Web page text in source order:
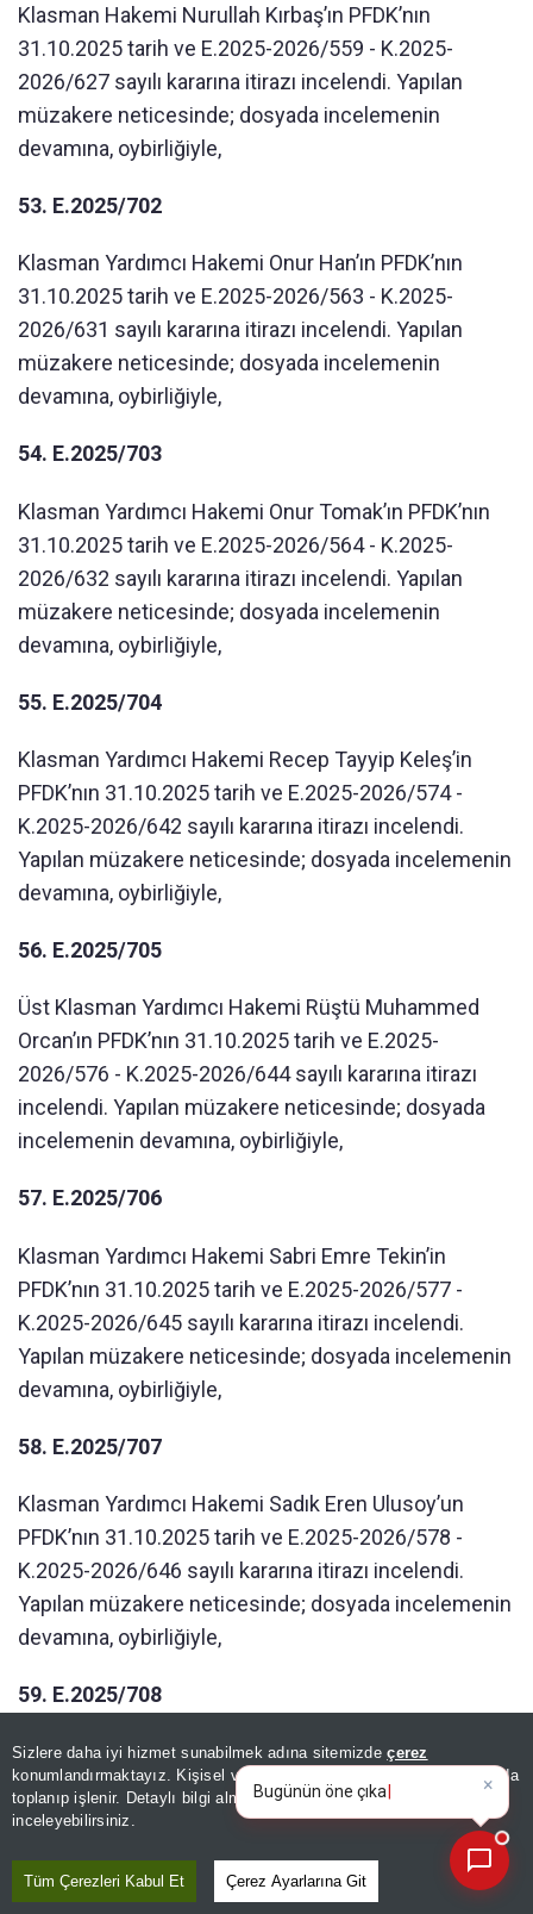
Sizlere daha iyi hizmet sunabilmek adına sitemizdeçerez
konumlandırmaktayız. Kişisel verileriniz, KVKK ve GDPR kapsamında
toplanıp işlenir. Detaylı bilgi almak içinAydınlatma Metnimizi
inceleyebilirsiniz.
Tüm Çerezleri Kabul Et Çerez Ayarlarına Git
Klasman Hakemi Nurullah Kırbaş’ın PFDK’nın
31.10.2025 tarih ve E.2025-2026/559 - K.2025-
2026/627 sayılı kararına itirazı incelendi. Yapılan
müzakere neticesinde; dosyada incelemenin
devamına, oybirliğiyle,
53. E.2025/702
Klasman Yardımcı Hakemi Onur Han’ın PFDK’nın
31.10.2025 tarih ve E.2025-2026/563 - K.2025-
2026/631 sayılı kararına itirazı incelendi. Yapılan
müzakere neticesinde; dosyada incelemenin
devamına, oybirliğiyle,
54. E.2025/703
Klasman Yardımcı Hakemi Onur Tomak’ın PFDK’nın
31.10.2025 tarih ve E.2025-2026/564 - K.2025-
2026/632 sayılı kararına itirazı incelendi. Yapılan
müzakere neticesinde; dosyada incelemenin
devamına, oybirliğiyle,
55. E.2025/704
Klasman Yardımcı Hakemi Recep Tayyip Keleş’in
PFDK’nın 31.10.2025 tarih ve E.2025-2026/574 -
K.2025-2026/642 sayılı kararına itirazı incelendi.
Yapılan müzakere neticesinde; dosyada incelemenin
devamına, oybirliğiyle,
56. E.2025/705
Üst Klasman Yardımcı Hakemi Rüştü Muhammed
Orcan’ın PFDK’nın 31.10.2025 tarih ve E.2025-
2026/576 - K.2025-2026/644 sayılı kararına itirazı
incelendi. Yapılan müzakere neticesinde; dosyada
incelemenin devamına, oybirliğiyle,
57. E.2025/706
Klasman Yardımcı Hakemi Sabri Emre Tekin’in
PFDK’nın 31.10.2025 tarih ve E.2025-2026/577 -
K.2025-2026/645 sayılı kararına itirazı incelendi.
Yapılan müzakere neticesinde; dosyada incelemenin
devamına, oybirliğiyle,
58. E.2025/707
Klasman Yardımcı Hakemi Sadık Eren Ulusoy’un
PFDK’nın 31.10.2025 tarih ve E.2025-2026/578 -
K.2025-2026/646 sayılı kararına itirazı incelendi.
Yapılan müzakere neticesinde; dosyada incelemenin
devamına, oybirliğiyle,
59. E.2025/708
Klasman Hakemi Sait Tuzcu’nun PFDK’nın
31.10.2025 tarih ve E.2025-2026/579 - K.2025-
2026/647 sayılı kararına itirazı incelendi. Yapılan
devamına, oybirliğiyle,
×
Bugünün öne çıkan manşetleri
ve gelişmele